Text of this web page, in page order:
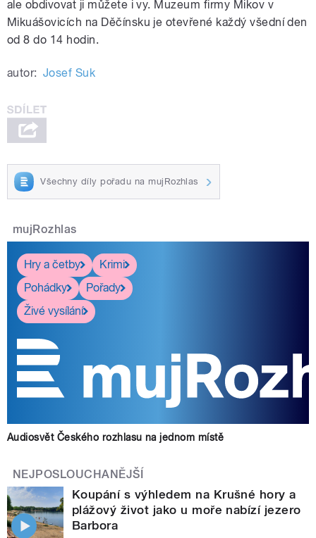
ale obdivovat ji můžete i vy. Muzeum firmy Mikov v
Mikuášovicích na Děčínsku je otevřené každý všední den
od 8 do 14 hodin.
autor: Josef Suk
Všechny díly pořadu na mujRozhlas
mujRozhlas
Hry a četby
Krimi
Pohádky
Pořady
Živé vysílání
Audiosvět Českého rozhlasu na jednom místě
NEJPOSLOUCHANĚJŠÍ
Koupání s výhledem na Krušné hory a
plážový život jako u moře nabízí jezero
Barbora